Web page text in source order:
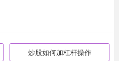
炒股如何加杠杆操作